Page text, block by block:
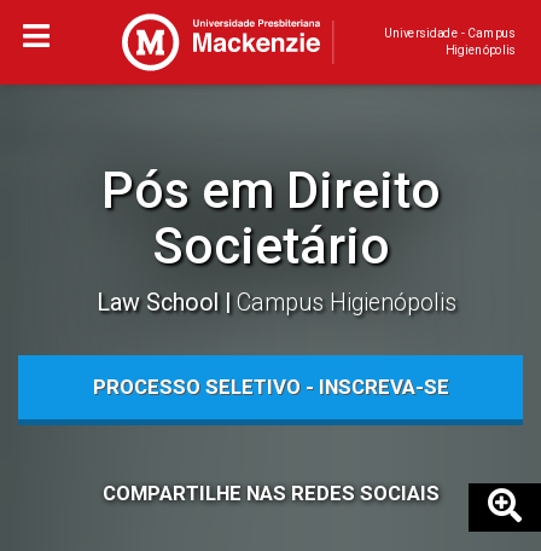
Universidade - Campus
Higienópolis
Pós em Direito
Societário
Law School Campus Higienópolis
PROCESSO SELETIVO - INSCREVA-SE
COMPARTILHE NAS REDES SOCIAIS